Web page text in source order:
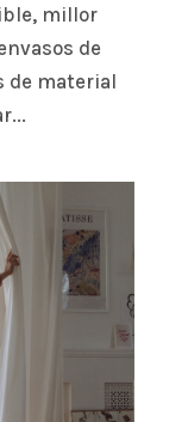
millor
de
de material